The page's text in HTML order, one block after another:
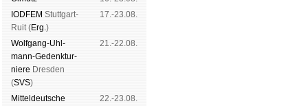
IODFEM Stutt­gart-
Ruit (Erg.)
17.-23.08.
Wolf­gang-Uhl­
mann-Ge­denk­tur­
niere Dres­den
(SVS)
21.-22.08.
Mit­tel­deu­tsche
22.-23.08.